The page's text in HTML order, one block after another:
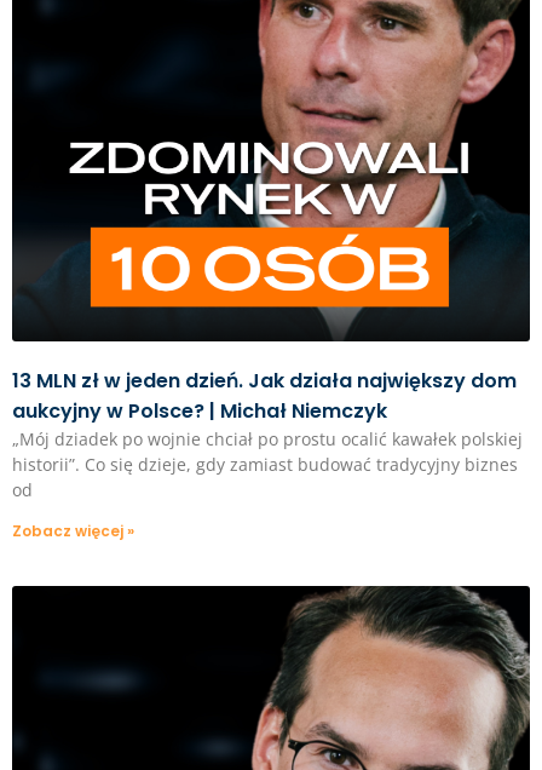
13 MLN zł w jeden dzień. Jak działa największy dom
aukcyjny w Polsce? | Michał Niemczyk
„Mój dziadek po wojnie chciał po prostu ocalić kawałek polskiej
historii”. Co się dzieje, gdy zamiast budować tradycyjny biznes
od
Zobacz więcej »